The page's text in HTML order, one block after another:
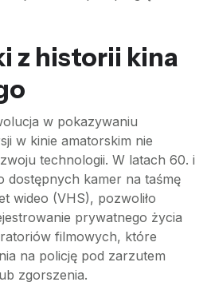
z historii kina
w pokazywaniu
w kinie amatorskim nie
technologii. W latach 60. i
dostępnych kamer na taśmę
wideo (VHS), pozwoliło
prywatnego życia
filmowych, które
na policję pod zarzutem
zgorszenia.